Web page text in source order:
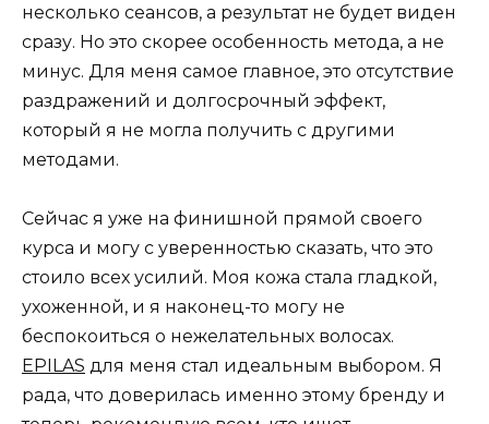
несколько сеансов, а результат не будет виден
сразу. Но это скорее особенность метода, а не
минус. Для меня самое главное, это отсутствие
раздражений и долгосрочный эффект,
который я не могла получить с другими
методами.
Сейчас я уже на финишной прямой своего
курса и могу с уверенностью сказать, что это
стоило всех усилий. Моя кожа стала гладкой,
ухоженной, и я наконец-то могу не
беспокоиться о нежелательных волосах.
EPILAS для меня стал идеальным выбором. Я
рада, что доверилась именно этому бренду и